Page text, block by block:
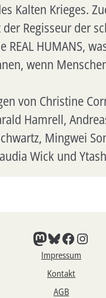
Kalten Krieges.
Regisseur der
REAL HUMANS,
wenn
von Christine
Hamrell,
Mingwei
Wick und
Mastodon
Bluesky
Impressum
Kontakt
AGB